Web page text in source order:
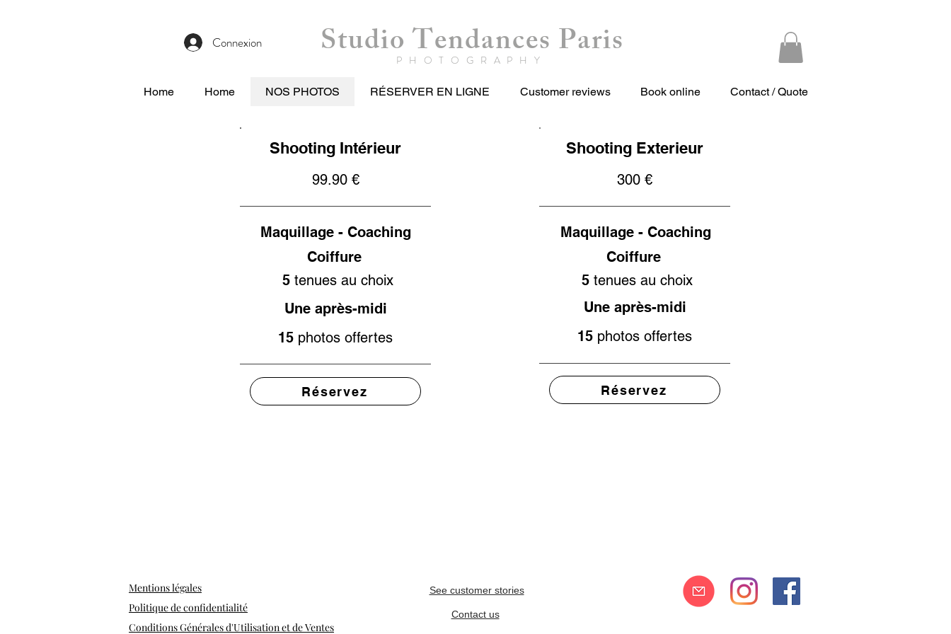
Connexion Studio Tendances Paris
PHOTOGRAPHY
Home Home NOS PHOTOS RÉSERVER EN LIGNE Customer reviews Book online Contact / Quote
Shooting Intérieur
99.90 €
Maquillage - Coaching
Coiffure
5 tenues au choix
Une après-midi
15 photos offertes
Réservez
Shooting Exterieur
300 €
Maquillage - Coaching
Coiffure
5 tenues au choix
Une après-midi
15 photos offertes
Réservez
Mentions légales
Politique de confidentialité
Conditions Générales d'Utilisation et de Ventes
See customer stories
Contact us